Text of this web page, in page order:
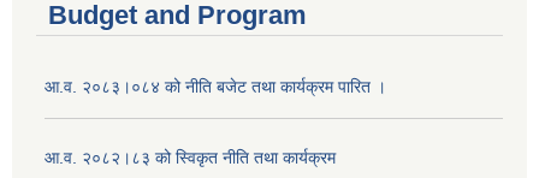
Budget and Program
आ.व. २०८३।०८४ को नीति बजेट तथा कार्यक्रम पारित ।
आ.व. २०८२।८३ को स्विकृत नीति तथा कार्यक्रम